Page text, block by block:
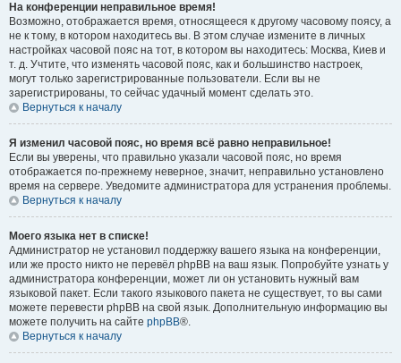
На конференции неправильное время!
Возможно, отображается время, относящееся к другому часовому поясу, а
не к тому, в котором находитесь вы. В этом случае измените в личных
настройках часовой пояс на тот, в котором вы находитесь: Москва, Киев и
т. д. Учтите, что изменять часовой пояс, как и большинство настроек,
могут только зарегистрированные пользователи. Если вы не
зарегистрированы, то сейчас удачный момент сделать это.
Вернуться к началу
Я изменил часовой пояс, но время всё равно неправильное!
Если вы уверены, что правильно указали часовой пояс, но время
отображается по-прежнему неверное, значит, неправильно установлено
время на сервере. Уведомите администратора для устранения проблемы.
Вернуться к началу
Моего языка нет в списке!
Администратор не установил поддержку вашего языка на конференции,
или же просто никто не перевёл phpBB на ваш язык. Попробуйте узнать у
администратора конференции, может ли он установить нужный вам
языковой пакет. Если такого языкового пакета не существует, то вы сами
можете перевести phpBB на свой язык. Дополнительную информацию вы
можете получить на сайте phpBB®.
Вернуться к началу